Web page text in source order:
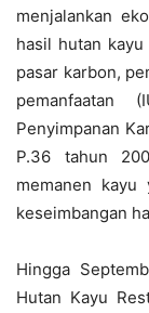
menjalankan
hasil hutan
pasar karbon,
pemanfaatan
Penyimpanan
P.36 tahun
memanen
keseimbangan
Hingga
Hutan Kayu